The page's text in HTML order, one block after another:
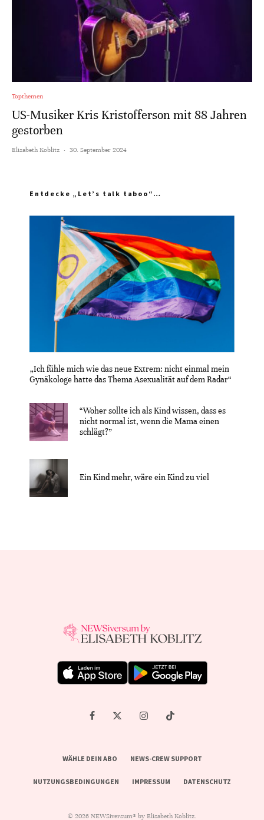
Topthemen
US-Musiker Kris Kristofferson mit 88 Jahren
gestorben
Elisabeth Koblitz · 30. September 2024
Entdecke „Let’s talk taboo“…
„Ich fühle mich wie das neue Extrem: nicht einmal mein
Gynäkologe hatte das Thema Asexualität auf dem Radar“
“Woher sollte ich als Kind wissen, dass es
nicht normal ist, wenn die Mama einen
schlägt?”
Ein Kind mehr, wäre ein Kind zu viel
WÄHLE DEIN ABO NEWS-CREW SUPPORT
NUTZUNGSBEDINGUNGEN IMPRESSUM DATENSCHUTZ
© 2026 NEWSiversum® by Elisabeth Koblitz.